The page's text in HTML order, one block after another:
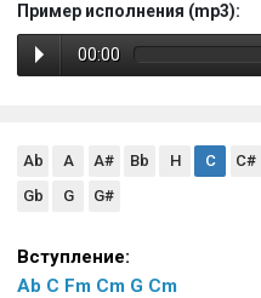
Пример исполнения (mp3):
00:00
Ab A A# Bb H C C#
Gb
G G#
Вступление:
Ab C Fm Cm G Cm